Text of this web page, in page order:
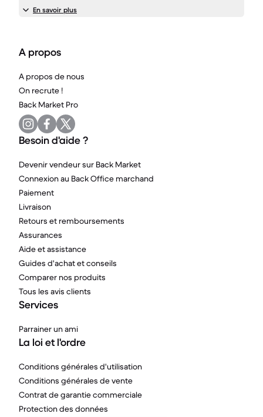
En savoir plus
A propos
A propos de nous
On recrute !
Back Market Pro
Besoin d'aide ?
Devenir vendeur sur Back Market
Connexion au Back Office marchand
Paiement
Livraison
Retours et remboursements
Assurances
Aide et assistance
Guides d'achat et conseils
Comparer nos produits
Tous les avis clients
Services
Parrainer un ami
La loi et l'ordre
Conditions générales d'utilisation
Conditions générales de vente
Contrat de garantie commerciale
Protection des données